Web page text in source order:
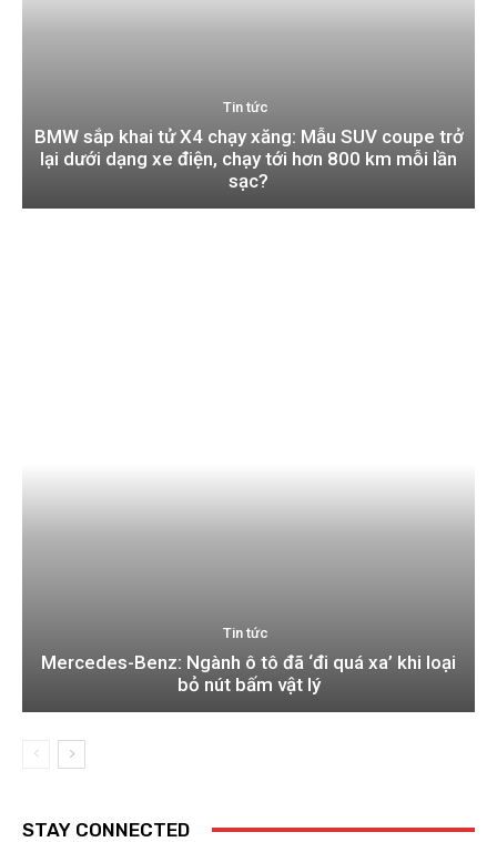
Tin tức
BMW sắp khai tử X4 chạy xăng: Mẫu SUV coupe trở
lại dưới dạng xe điện, chạy tới hơn 800 km mỗi lần
sạc?
Tin tức
Mercedes-Benz: Ngành ô tô đã ‘đi quá xa’ khi loại
bỏ nút bấm vật lý
STAY CONNECTED